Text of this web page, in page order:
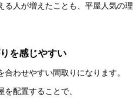
る人が増えたことも、平屋人気の理
を感じやすい
わせやすい間取りになります。
配置することで、